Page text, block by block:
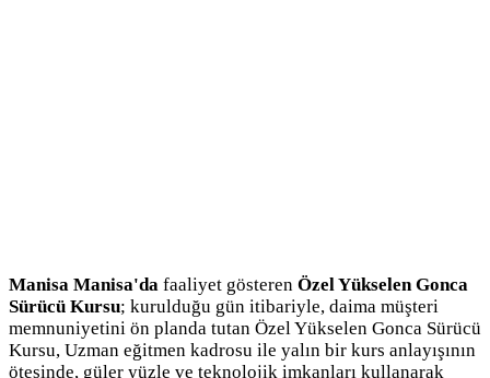
Manisa Manisa'da faaliyet gösteren Özel Yükselen Gonca
Sürücü Kursu; kurulduğu gün itibariyle, daima müşteri
memnuniyetini ön planda tutan Özel Yükselen Gonca Sürücü
Kursu, Uzman eğitmen kadrosu ile yalın bir kurs anlayışının
ötesinde, güler yüzle ve teknolojik imkanları kullanarak